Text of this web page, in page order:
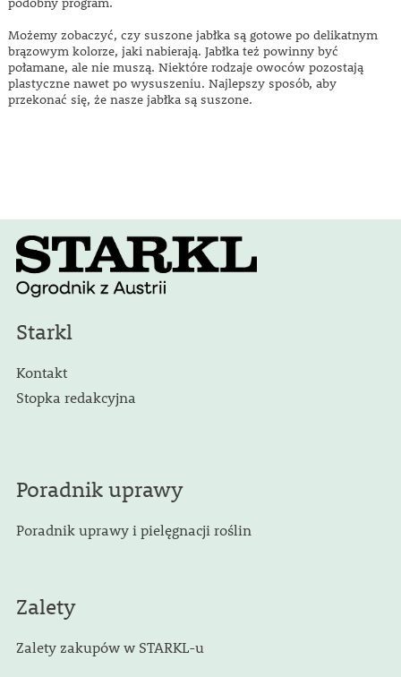
Możemy zobaczyć, czy suszone jabłka są gotowe po delikatnym
brązowym kolorze, jaki nabierają. Jabłka też powinny być
połamane, ale nie muszą. Niektóre rodzaje owoców pozostają
plastyczne nawet po wysuszeniu. Najlepszy sposób, aby
przekonać się, że nasze jabłka są suszone.
Starkl
Kontakt
Stopka redakcyjna
Poradnik uprawy
Poradnik uprawy i pielęgnacji roślin
Zalety
Zalety zakupów w STARKL-u